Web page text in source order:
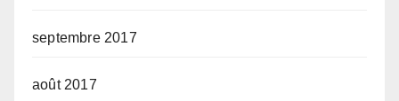
septembre 2017
août 2017